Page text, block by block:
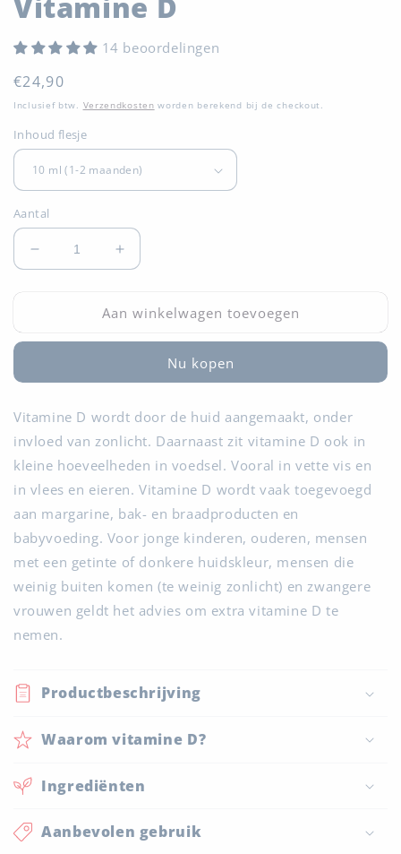
14 beoordelingen
Normale
prijs
€24,90
Inclusief btw. Verzendkosten worden berekend bij de checkout.
Inhoud flesje
Aantal
Aantal
verlagen
Aantal
verhogen
Vitamine
Aan winkelwagen toevoegen
Nu kopen
Vitamine D wordt door de huid aangemaakt, onder
invloed van zonlicht. Daarnaast zit vitamine D ook in
kleine hoeveelheden in voedsel. Vooral in vette vis en
in vlees en eieren. Vitamine D wordt vaak toegevoegd
aan margarine, bak- en braadproducten en
babyvoeding. Voor jonge kinderen, ouderen, mensen
met een getinte of donkere huidskleur, mensen die
weinig buiten komen (te weinig zonlicht) en zwangere
vrouwen geldt het advies om extra vitamine D te
nemen.
Productbeschrijving
Waarom vitamine D?
Ingrediënten
Aanbevolen gebruik